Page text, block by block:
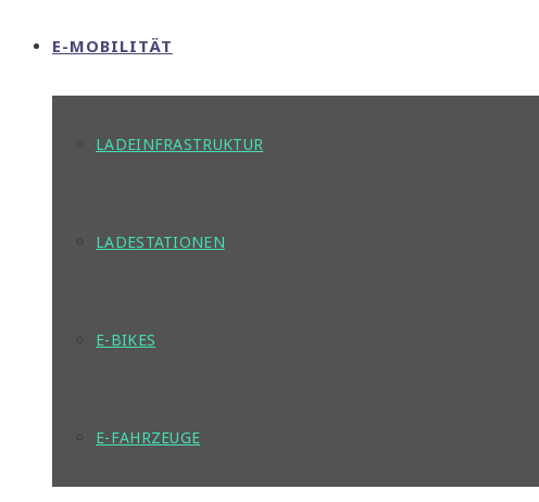
E-MOBILITÄT
LADEINFRASTRUKTUR
LADESTATIONEN
E-BIKES
E-FAHRZEUGE